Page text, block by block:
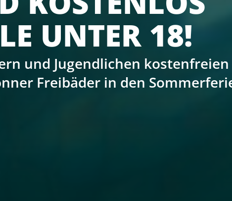
FÜR DEN
Glaremin und Gabriel Kunze in
2027.